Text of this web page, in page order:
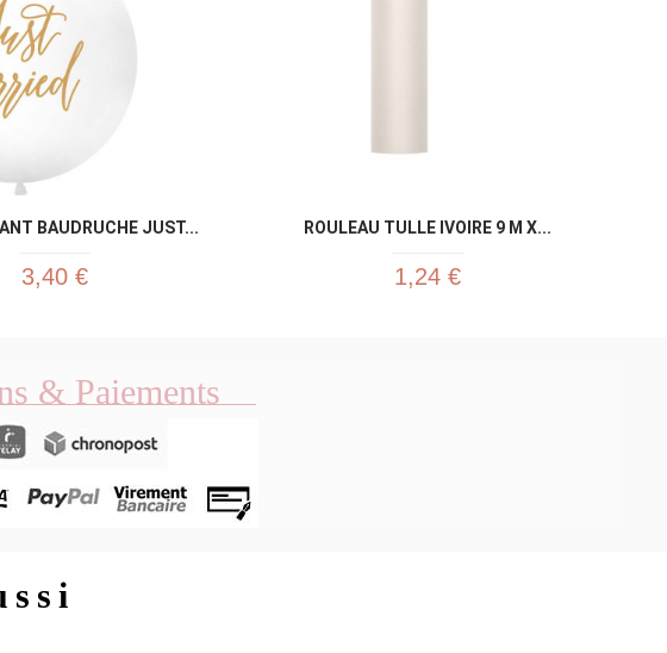
BAUDRUCHE JUST...
3,40 €
ROULEAU TULLE IVOIRE 9 M X...
1,24 €
& Paiements